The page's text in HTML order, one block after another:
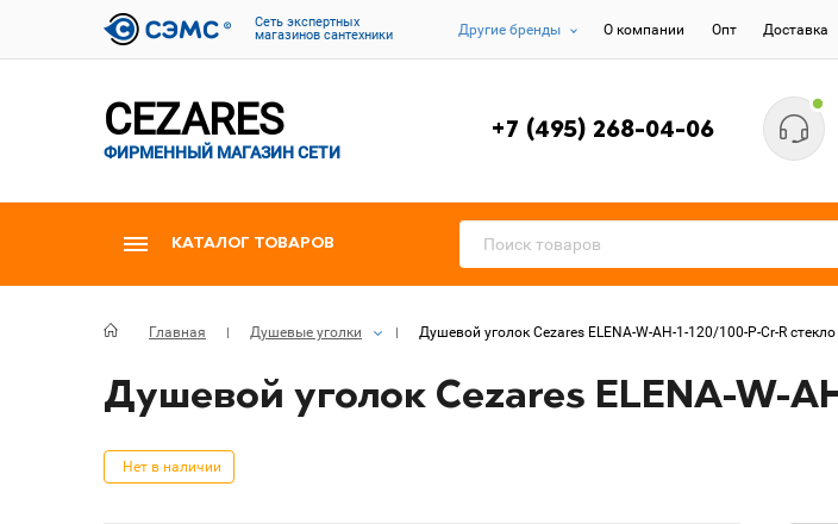
Cеть экспертных
магазинов сантехники
Другие бренды О компании Опт Доставка
CEZARES
ФИРМЕННЫЙ МАГАЗИН СЕТИ
+7 (495) 268-04-06
КАТАЛОГ ТОВАРОВ
Главная Душевые уголки Душевой уголок Cezares ELENA-W-AH-1-120/100-P-Cr-R
Душевой уголок Cezares ELENA-W-
Нет в наличии